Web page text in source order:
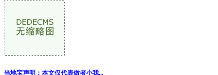
当地宝声明：本文仅代表做者小我...